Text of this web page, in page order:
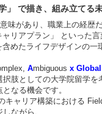
」 で描き、組み立てる
味があり、職業上の経歴
リアプラン」 といった言
めたライフデザインの
Ambiguous x Global
肢としての大学院留学を
となる機会です。
キャリア構築における
ながら、